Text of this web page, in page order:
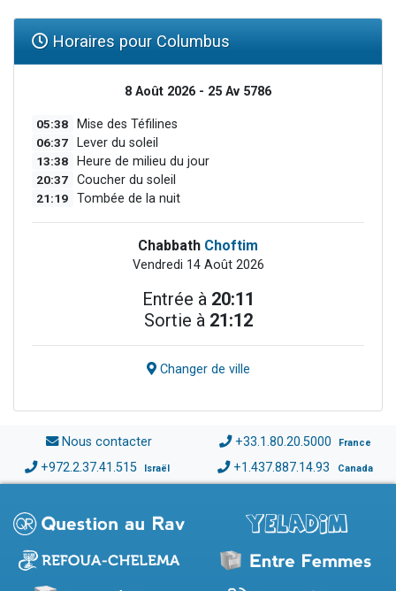
Horaires pour Columbus
8 Août 2026 - 25 Av 5786
05:38 Mise des Téfilines
06:37 Lever du soleil
13:38 Heure de milieu du jour
20:37 Coucher du soleil
21:19 Tombée de la nuit
Chabbath Choftim
Vendredi 14 Août 2026
Entrée à 20:11
Sortie à 21:12
Changer de ville
Nous contacter +33.1.80.20.5000 France
+972.2.37.41.515 Israël +1.437.887.14.93 Canada